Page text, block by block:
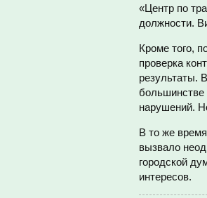
«Центр по
должности.
Кроме того,
проверка
результаты.
большинстве
нарушений.
В то же
вызвало
городской
интересов.